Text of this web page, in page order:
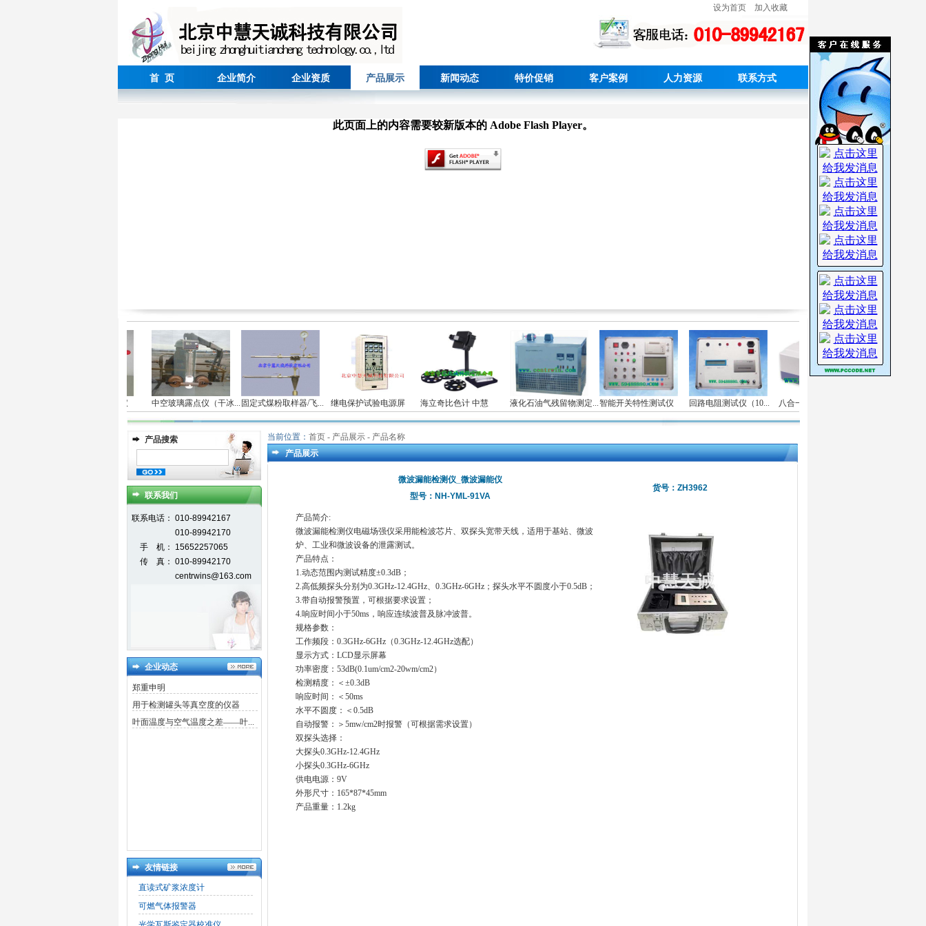
设为首页 加入收藏
首 页 企业简介 企业资质 产品展示 新闻动态 特价促销 客户案例 人力资源 联系方式
此页面上的内容需要较新版本的 Adobe Flash Player。
中空玻璃露点仪（干冰...固定式煤粉取样器/飞... 继电保护试验电源屏 海立奇比色计 中慧 液化石油气残留物测定...智能开关特性测试仪 回路电阻测试仪（10... 八合一食品安全快速检...
产品搜索
联系我们
联系电话： 010-89942167
010-89942170
手 机：
15652257065
传 真： 010-89942170
centrwins@163.com
企业动态
郑重申明
用于检测罐头等真空度的仪器
叶面温度与空气温度之差——叶...
友情链接
直读式矿浆浓度计
可燃气体报警器
当前位置： 首页 - 产品展示 - 产品名称
产品展示
微波漏能检测仪_微波漏能仪
型号：NH-YML-91VA
货号：ZH3962
产品简介:
微波漏能检测仪电磁场强仪采用能检波芯片、双探头宽带天线，适用于基站、微波
炉、工业和微波设备的泄露测试。
产品特点：
1.动态范围内测试精度±0.3dB；
2.高低频探头分别为0.3GHz-12.4GHz、0.3GHz-6GHz；探头水平不圆度小于0.5dB；
3.带自动报警预置，可根据要求设置；
4.响应时间小于50ms，响应连续波普及脉冲波普。
规格参数：
工作频段：0.3GHz-6GHz（0.3GHz-12.4GHz选配）
显示方式：LCD显示屏幕
功率密度：53dB(0.1um/cm2-20wm/cm2）
检测精度：＜±0.3dB
响应时间：＜50ms
水平不圆度：＜0.5dB
自动报警：＞5mw/cm2时报警（可根据需求设置）
双探头选择：
大探头0.3GHz-12.4GHz
小探头0.3GHz-6GHz
供电电源：9V
外形尺寸：165*87*45mm
产品重量：1.2kg